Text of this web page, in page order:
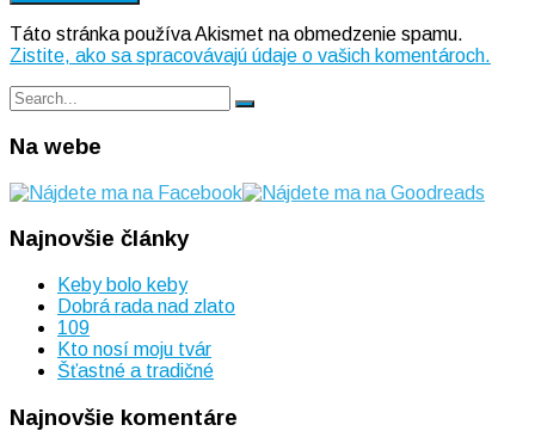
Táto stránka používa Akismet na obmedzenie spamu.
Zistite, ako sa spracovávajú údaje o vašich komentároch.
Search
for:
Search
Na webe
Najnovšie články
Keby bolo keby
Dobrá rada nad zlato
109
Kto nosí moju tvár
Šťastné a tradičné
Najnovšie komentáre